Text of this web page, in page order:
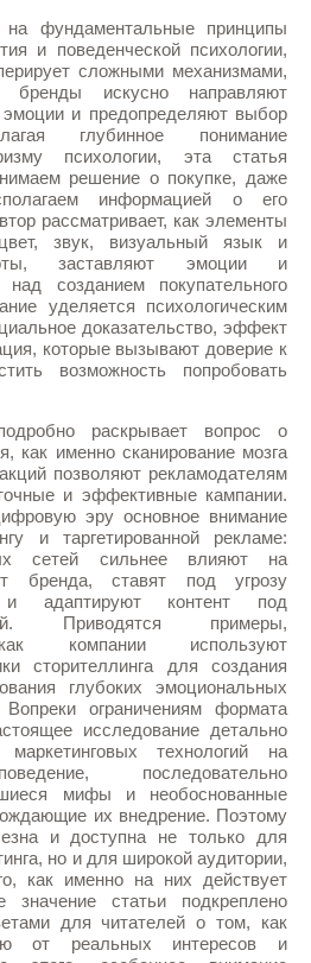
фундаментальные принципы
и поведенческой психологии,
сложными механизмами,
бренды искусно направляют
и предопределяют выбор
глубинное понимание
психологии, эта статья
решение о покупке, даже
информацией о его
рассматривает, как элементы
звук, визуальный язык и
заставляют эмоции и
над созданием покупательного
уделяется психологическим
доказательство, эффект
которые вызывают доверие к
возможность попробовать
раскрывает вопрос о
как именно сканирование мозга
позволяют рекламодателям
и эффективные кампании.
эру основное внимание
и таргетированной рекламе:
сетей сильнее влияют на
бренда, ставят под угрозу
и адаптируют контент под
Приводятся примеры,
компании используют
сторителлинга для создания
глубоких эмоциональных
ограничениям формата
исследование детально
технологий на
последовательно
мифы и необоснованные
их внедрение. Поэтому
и доступна не только для
но и для широкой аудитории,
как именно на них действует
значение статьи подкреплено
для читателей о том, как
от реальных интересов и